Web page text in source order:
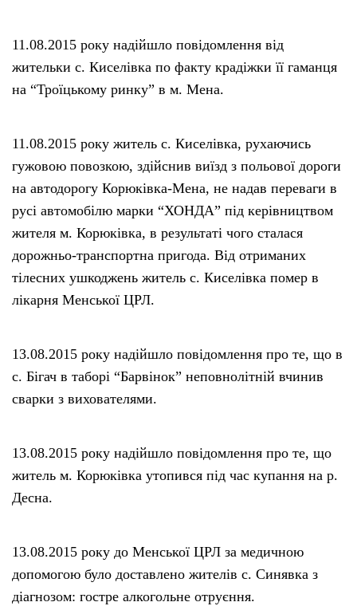
11.08.2015 року надійшло повідомлення від
жительки с. Киселівка по факту крадіжки її гаманця
на “Троїцькому ринку” в м. Мена.
11.08.2015 року житель с. Киселівка, рухаючись
гужовою повозкою, здійснив виїзд з польової дороги
на автодорогу Корюківка-Мена, не надав переваги в
русі автомобілю марки “ХОНДА” під керівництвом
жителя м. Корюківка, в результаті чого сталася
дорожньо-транспортна пригода. Від отриманих
тілесних ушкоджень житель с. Киселівка помер в
лікарня Менської ЦРЛ.
13.08.2015 року надійшло повідомлення про те, що в
с. Бігач в таборі “Барвінок” неповнолітній вчинив
сварки з вихователями.
13.08.2015 року надійшло повідомлення про те, що
житель м. Корюківка утопився під час купання на р.
Десна.
13.08.2015 року до Менської ЦРЛ за медичною
допомогою було доставлено жителів с. Синявка з
діагнозом: гостре алкогольне отруєння.